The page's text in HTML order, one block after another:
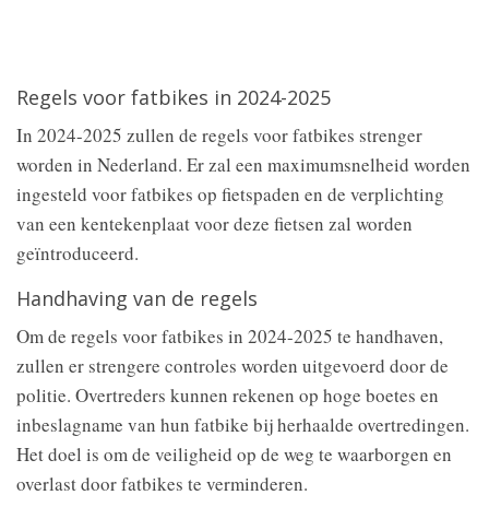
Regels voor fatbikes in 2024-2025
In 2024-2025 zullen de regels voor fatbikes strenger
worden in Nederland. Er zal een maximumsnelheid worden
ingesteld voor fatbikes op fietspaden en de verplichting
van een kentekenplaat voor deze fietsen zal worden
geïntroduceerd.
Handhaving van de regels
Om de regels voor fatbikes in 2024-2025 te handhaven,
zullen er strengere controles worden uitgevoerd door de
politie. Overtreders kunnen rekenen op hoge boetes en
inbeslagname van hun fatbike bij herhaalde overtredingen.
Het doel is om de veiligheid op de weg te waarborgen en
overlast door fatbikes te verminderen.